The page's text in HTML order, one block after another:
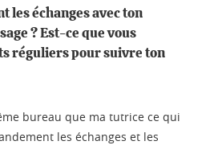
les échanges avec ton
? Est-ce que vous
réguliers pour suivre ton
bureau que ma tutrice ce qui
les échanges et les